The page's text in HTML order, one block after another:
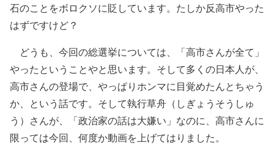
石のことをボロクソに貶しています。たしか反高市やった
はずですけど？
どうも、今回の総選挙については、「高市さんが全て」
やったということやと思います。そして多くの日本人が、
高市さんの登場で、やっぱりホンマに目覚めたんとちゃう
か、という話です。そして執行草舟（しぎょうそうしゅ
う）さんが、「政治家の話は大嫌い」なのに、高市さんに
限っては今回、何度か動画を上げてはりました。